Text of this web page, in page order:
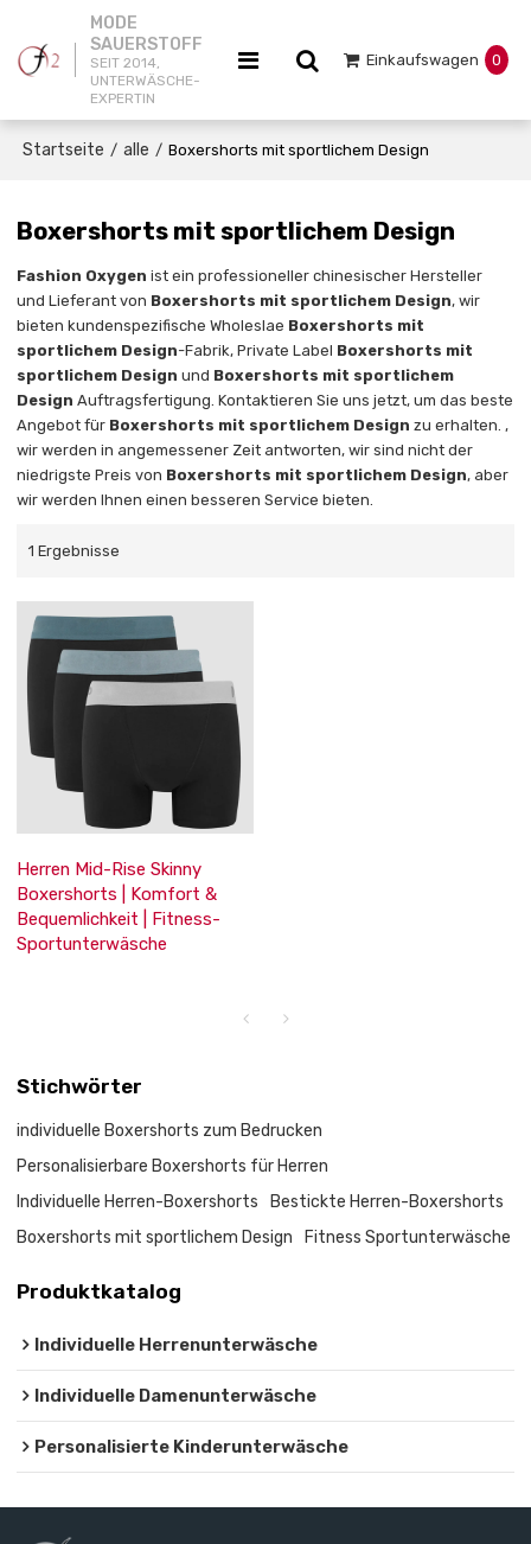
MODE
SAUERSTOFF
SEIT 2014,
UNTERWÄSCHE-
EXPERTIN
Einkaufswagen 0
Startseite / alle / Boxershorts mit sportlichem Design
Boxershorts mit sportlichem Design
Fashion Oxygen ist ein professioneller chinesischer Hersteller
und Lieferant von Boxershorts mit sportlichem Design, wir
bieten kundenspezifische Wholeslae Boxershorts mit
sportlichem Design-Fabrik, Private Label Boxershorts mit
sportlichem Design und Boxershorts mit sportlichem
Design Auftragsfertigung. Kontaktieren Sie uns jetzt, um das beste
Angebot für Boxershorts mit sportlichem Design zu erhalten. ,
wir werden in angemessener Zeit antworten, wir sind nicht der
niedrigste Preis von Boxershorts mit sportlichem Design, aber
wir werden Ihnen einen besseren Service bieten.
1 Ergebnisse
Herren Mid-Rise Skinny
Boxershorts | Komfort &
Bequemlichkeit | Fitness-
Sportunterwäsche
Stichwörter
individuelle Boxershorts zum Bedrucken
Personalisierbare Boxershorts für Herren
Individuelle Herren-Boxershorts
Bestickte Herren-Boxershorts
Boxershorts mit sportlichem Design
Fitness Sportunterwäsche
Produktkatalog
Individuelle Herrenunterwäsche
Individuelle Damenunterwäsche
Personalisierte Kinderunterwäsche